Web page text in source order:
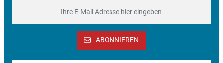
ABONNIEREN